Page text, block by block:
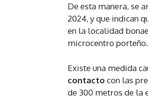
De esta manera, se
2024, y que indican
en la localidad
microcentro porteño.
Existe una medida
contacto con las
de 300 metros de la